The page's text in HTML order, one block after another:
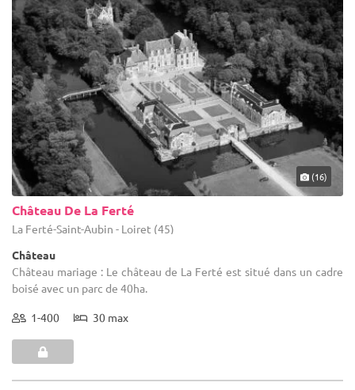
(16)
Château De La Ferté
La Ferté-Saint-Aubin - Loiret (45)
Château
Château mariage : Le château de La Ferté est situé dans un cadre
boisé avec un parc de 40ha.
1-400 30 max